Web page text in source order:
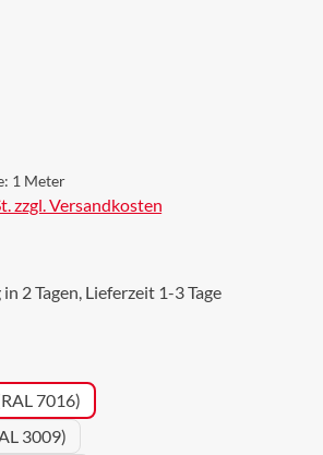
1 Meter
zzgl. Versandkosten
2 Tagen, Lieferzeit 1-3 Tage
7016)
3009)